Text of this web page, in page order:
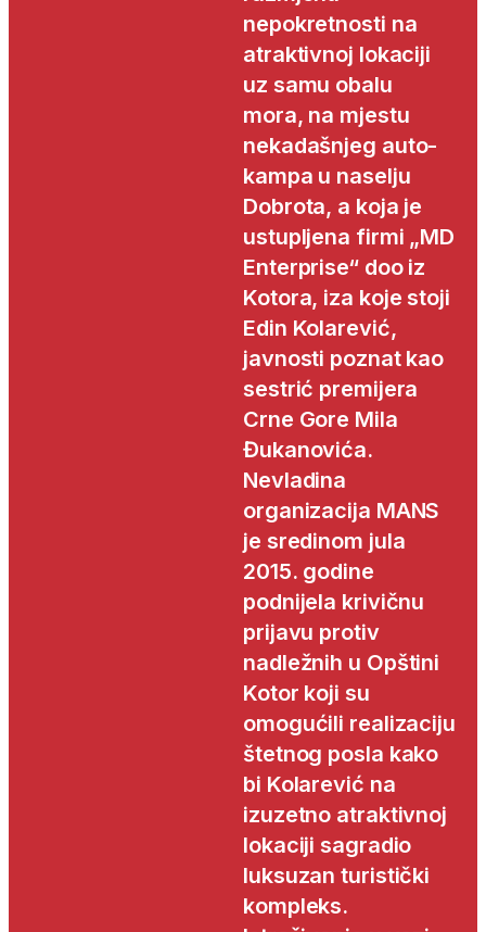
nepokretnosti na
atraktivnoj lokaciji
uz samu obalu
mora, na mjestu
nekadašnjeg auto-
kampa u naselju
Dobrota, a koja je
ustupljena firmi „MD
Enterprise“ doo iz
Kotora, iza koje stoji
Edin Kolarević,
javnosti poznat kao
sestrić premijera
Crne Gore Mila
Đukanovića.
Nevladina
organizacija MANS
je sredinom jula
2015. godine
podnijela krivičnu
prijavu protiv
nadležnih u Opštini
Kotor koji su
omogućili realizaciju
štetnog posla kako
bi Kolarević na
izuzetno atraktivnoj
lokaciji sagradio
luksuzan turistički
kompleks.